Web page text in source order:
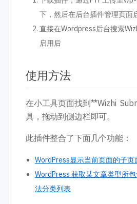
下，然后在后台插件管理页面
直接在Wordpress后台搜索
启用后
使用方法
在小工具页面找到**Wizhi
具，拖动到侧边栏即可。
此插件整合了下面几个功能：
WordPress显示当前页面的子页
WordPress 获取某文章类型所
法分类列表